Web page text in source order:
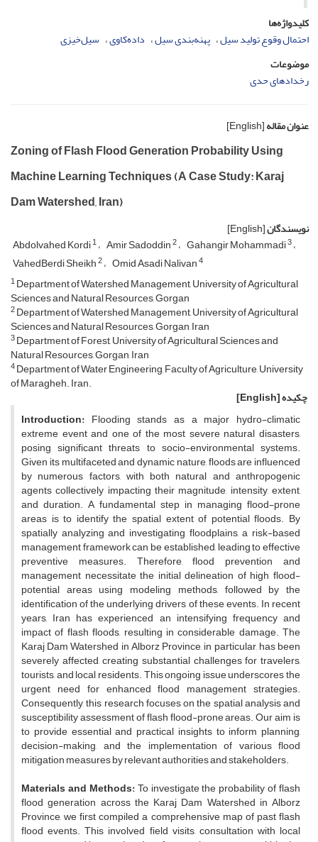
کلیدواژه‌ها
احتمال وقوع تولید سیل پهنه‌بندی سیل داده‌کاوی سیل‌خیزی
موضوعات
رخدادهای حدی
عنوان مقاله[English]
Zoning of Flash Flood Generation Probability Using
Machine Learning Techniques (A Case Study: Karaj
Dam Watershed, Iran)
نویسندگان[English]
Abdolvahed Kordi1 Amir Sadoddin2 Gahangir Mohammadi3
VahedBerdi Sheikh2 Omid Asadi Nalivan4
1Department of Watershed Management, University of Agricultural
Sciences and Natural Resources, Gorgan
2Department of Watershed Management, University of Agricultural
Sciences and Natural Resources, Gorgan, Iran
3Department of Forest, University of Agricultural Sciences and
Natural Resources, Gorgan, Iran
4Department of Water Engineering, Faculty of Agriculture, University
of Maragheh. Iran.
چکیده[English]
Introduction: Flooding stands as a major hydro-climatic
extreme event and one of the most severe natural disasters,
posing significant threats to socio-environmental systems.
Given its multifaceted and dynamic nature, floods are influenced
by numerous factors, with both natural and anthropogenic
agents collectively impacting their magnitude, intensity, extent,
and duration. A fundamental step in managing flood-prone
areas is to identify the spatial extent of potential floods. By
spatially analyzing and investigating floodplains, a risk-based
management framework can be established, leading to effective
preventive measures. Therefore, flood prevention and
management necessitate the initial delineation of high flood-
potential areas using modeling methods, followed by the
identification of the underlying drivers of these events. In recent
years, Iran has experienced an intensifying frequency and
impact of flash floods, resulting in considerable damage. The
Karaj Dam Watershed in Alborz Province, in particular, has been
severely affected, creating substantial challenges for travelers,
tourists, and local residents. This ongoing issue underscores the
urgent need for enhanced flood management strategies.
Consequently, this research focuses on the spatial analysis and
susceptibility assessment of flash flood-prone areas. Our aim is
to provide essential and practical insights to inform planning,
decision-making, and the implementation of various flood
mitigation measures by relevant authorities and stakeholders.
Materials and Methods:To investigate the probability of flash
flood generation across the Karaj Dam Watershed in Alborz
Province, we first compiled a comprehensive map of past flash
flood events. This involved field visits, consultation with local